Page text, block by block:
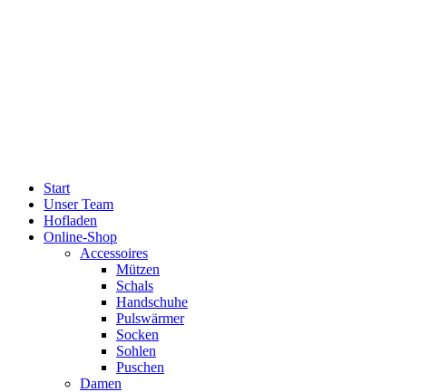
Start
Unser Team
Hofladen
Online-Shop
Accessoires
Mützen
Schals
Handschuhe
Pulswärmer
Socken
Sohlen
Puschen
Damen